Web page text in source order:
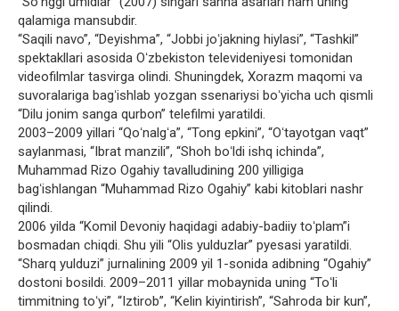
qalamiga mansubdir.
“Saqili navo”, “Deyishma”, “Jobbi joʻjakning hiylasi”, “Tashkil”
spektakllari asosida Oʻzbekiston televideniyesi tomonidan
videofilmlar tasvirga olindi. Shuningdek, Xorazm maqomi va
suvoralariga bagʻishlab yozgan ssenariysi boʻyicha uch qismli
“Dilu jonim sanga qurbon” telefilmi yaratildi.
2003–2009 yillari “Qoʻnalgʻa”, “Tong epkini”, “Oʻtayotgan vaqt”
saylanmasi, “Ibrat manzili”, “Shoh boʻldi ishq ichinda”,
Muhammad Rizo Ogahiy tavalludining 200 yilligiga
bagʻishlangan “Muhammad Rizo Ogahiy” kabi kitoblari nashr
qilindi.
2006 yilda “Komil Devoniy haqidagi adabiy-badiiy toʻplam”i
bosmadan chiqdi. Shu yili “Olis yulduzlar” pyesasi yaratildi.
“Sharq yulduzi” jurnalining 2009 yil 1-sonida adibning “Ogahiy”
dostoni bosildi. 2009–2011 yillar mobaynida uning “Toʻli
timmitning toʻyi”, “Iztirob”, “Kelin kiyintirish”, “Sahroda bir kun”,